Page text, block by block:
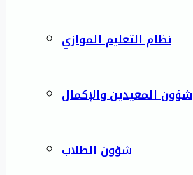
نظام التعليم الموازي
شؤون المعيدين والإكمال
شؤون الطلاب